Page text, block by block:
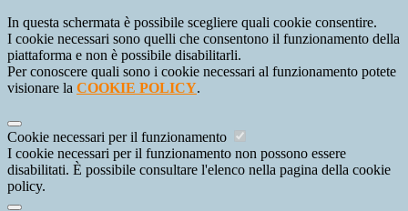
In questa schermata è possibile scegliere quali cookie consentire.
I cookie necessari sono quelli che consentono il funzionamento della
piattaforma e non è possibile disabilitarli.
Per conoscere quali sono i cookie necessari al funzionamento potete
visionare la COOKIE POLICY.
Cookie necessari per il funzionamento
I cookie necessari per il funzionamento non possono essere
disabilitati. È possibile consultare l'elenco nella pagina della cookie
policy.